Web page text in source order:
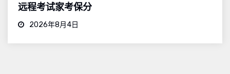
远程考试家考保分
2026年8月4日